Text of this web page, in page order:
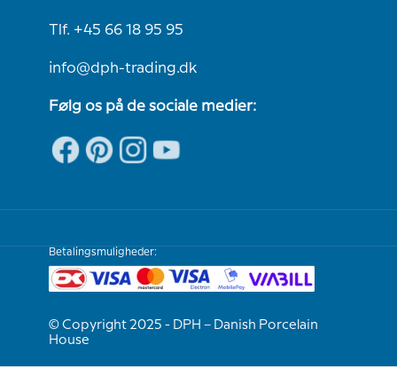
Tlf. +45 66 18 95 95
info@dph-trading.dk
Følg os på de sociale medier:
Betalingsmuligheder:
© Copyright 2025 - DPH – Danish Porcelain
House